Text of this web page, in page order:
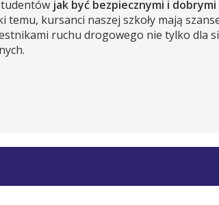
jak być bezpiecznymi i dobrymi
temu, kursanci naszej szkoły mają
ruchu drogowego nie tylko dla